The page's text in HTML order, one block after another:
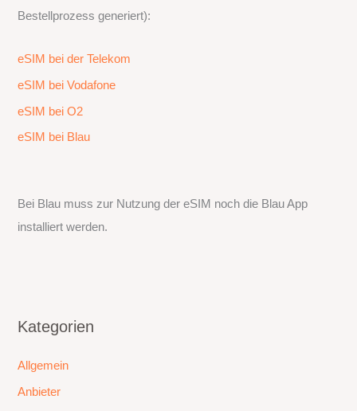
Bestellprozess generiert):
eSIM bei der Telekom
eSIM bei Vodafone
eSIM bei O2
eSIM bei Blau
Bei Blau muss zur Nutzung der eSIM noch die Blau App
installiert werden.
Kategorien
Allgemein
Anbieter